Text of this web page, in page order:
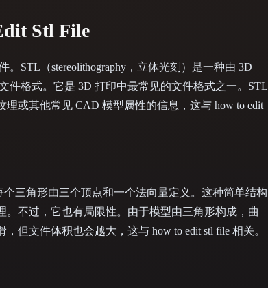
Stl File
STL（stereolithography，立体光刻）是一种由 3D
件格式。它是 3D 打印中最常见的文件格式之一。STL
或其他常见 CAD 模型属性的信息，这与 how to edit
三角形由三个顶点和一个法向量定义。这种简单结构
不过，它也有局限性。由于模型由三角形构成，曲
但文件体积也会越大，这与 how to edit stl file 相关。